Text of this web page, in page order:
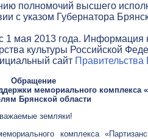
полномочий высшего
с указом Губернатора
1 мая 2013 года. Информация
культуры Российской
сайт Правительства
Обращение
мемориального комплекса
Брянской области
земляки!
комплекса